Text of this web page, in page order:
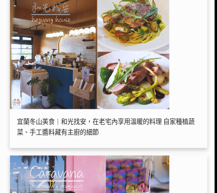
宜蘭冬山美食｜和光找安，在老宅內享用溫暖的料理 自家種植蔬
菜、手工醬料藏有主廚的細節